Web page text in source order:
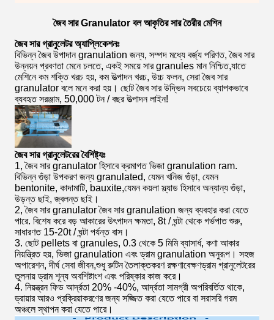
জৈব সার Granulator বল আকৃতির সার তৈরীর মেশিন
জৈব সার গ্রানুলেটর অ্যাপ্লিকেশনঃ
বিভিন্ন জৈব উপাদান granulation জন্য, সম্পদ মধ্যে বর্জ্য পরিণত, জৈব সার
উন্নয়ন প্রবণতা মেনে চলতে, একই সময়ে সার granules মান নিশ্চিত,যাতে
মেশিনে কম শক্তি খরচ হয়, কম উত্পাদন খরচ, উচ্চ ফলন, সেরা জৈব সার
granulator বলে মনে করা হয়। ছোট জৈব সার উদ্ভিদ সবচেয়ে ব্যাপকভাবে
ব্যবহৃত সরঞ্জাম, 50,000 টন / বছর উত্পাদন লাইন!
জৈব সার গ্রানুলেটরের বৈশিষ্ট্যঃ
1, জৈব সার granulator হিসাবে ক্রমাগত ভিজা granulation ram.
বিভিন্ন গুঁড়া উপকরণ জন্য granulated, যেমন খনিজ গুঁড়া, যেমন
bentonite, কাদামাটি, bauxite,যেমন কয়লা স্ল্যাড হিসাবে অন্যান্য গুঁড়া,
উড়ন্ত ছাই, জ্বলন্ত ছাই।
2, জৈব সার granulator জৈব সার granulation জন্য ব্যবহার করা যেতে
পারে. বিশেষ করে বড় আকারের উৎপাদন ক্ষমতা, 8t / ঘন্টা থেকে গর্ভপাত শুরু,
সাধারণত 15-20t / ঘন্টা পর্যন্ত বাস।
3. ছোট pellets বা granules, 0.3 থেকে 5 মিমি ব্যাসার্ধ, কণা আকার
নিয়ন্ত্রিত হয়, ভিজা granulation এবং ড্রাম granulation অনুরূপ। সহজ
অপারেশন, দীর্ঘ সেবা জীবন,শুধু রুটিন তৈলাক্তকরণ রক্ষণাবেক্ষণড্রাম গ্রানুলেটরের
তুলনায় ড্রাম শূন্য অবশিষ্টাংশ এবং পরিষ্কার কাজ করে।
4. নিয়ন্ত্রন ফিড আর্দ্রতা 20% -40%, আর্দ্রতা সামগ্রী অপরিবর্তিত থাকে,
ড্রায়ার আরও প্রক্রিয়াকরণের জন্য সজ্জিত করা যেতে পারে বা সরাসরি গরম
অঞ্চলে স্থাপন করা যেতে পারে।